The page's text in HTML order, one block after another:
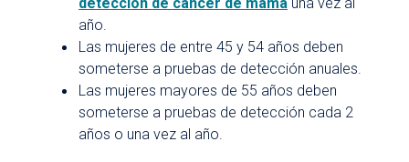
detección de cáncer de mama una vez al
año.
Las mujeres de entre 45 y 54 años deben
someterse a pruebas de detección anuales.
Las mujeres mayores de 55 años deben
someterse a pruebas de detección cada 2
años o una vez al año.